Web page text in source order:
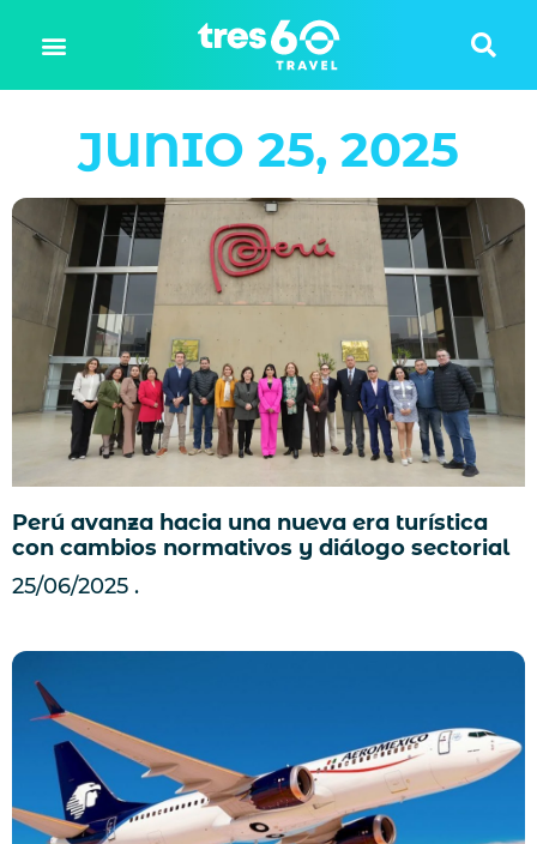
JUNIO 25, 2025
Perú avanza hacia una nueva era turística
con cambios normativos y diálogo sectorial
25/06/2025